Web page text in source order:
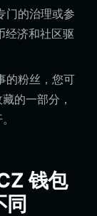
门的治理或参
经济和社区驱
的粉丝，您可
的一部分，
钱包